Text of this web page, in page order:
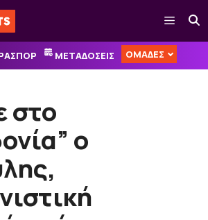
Μενού
ΜΕΤΑΔΟΣΕΙΣ ΟΜΑΔΕΣ
στο
ο